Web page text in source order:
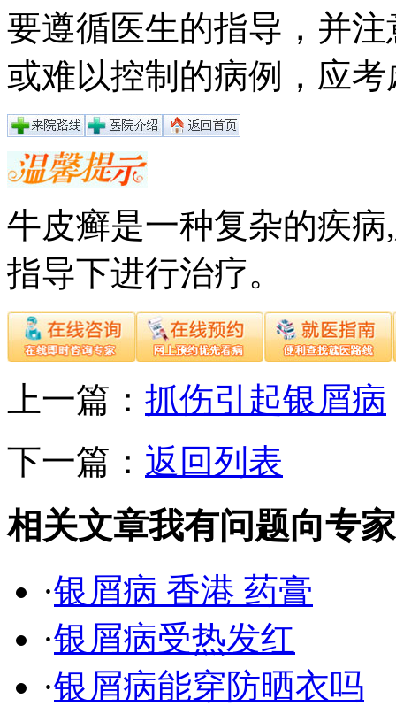
要遵循医生的指导，并
或难以控制的病例，应
牛皮癣是一种复杂的疾
指导下进行治疗。
上一篇： 抓伤引起银屑病
下一篇： 返回列表
相关文章我有问题向专
·银屑病 香港 药膏
·银屑病受热发红
·银屑病能穿防晒衣吗